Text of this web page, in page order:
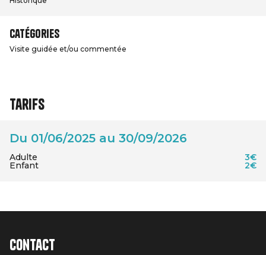
Catégories
Visite guidée et/ou commentée
Tarifs
Du 01/06/2025 au 30/09/2026
Adulte 3€
Enfant 2€
Contact